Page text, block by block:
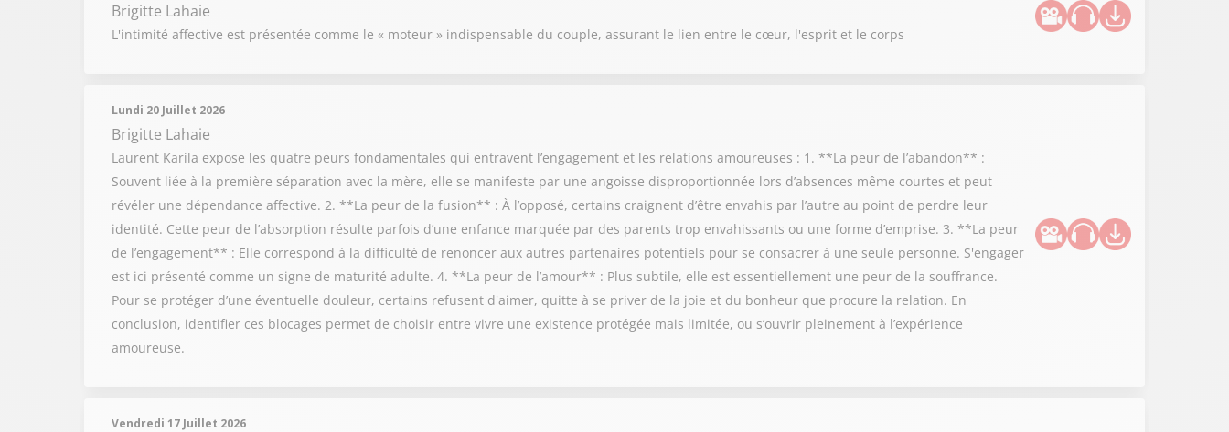
Brigitte Lahaie
L'intimité affective est présentée comme le « moteur » indispensable du couple, assurant le lien entre le cœur, l'esprit et le corps
Lundi 20 Juillet 2026
Brigitte Lahaie
Laurent Karila expose les quatre peurs fondamentales qui entravent l’engagement et les relations amoureuses : 1. **La peur de l’abandon** :
Souvent liée à la première séparation avec la mère, elle se manifeste par une angoisse disproportionnée lors d’absences même courtes et peut
révéler une dépendance affective. 2. **La peur de la fusion** : À l’opposé, certains craignent d’être envahis par l’autre au point de perdre leur
identité. Cette peur de l’absorption résulte parfois d’une enfance marquée par des parents trop envahissants ou une forme d’emprise. 3. **La peur
de l’engagement** : Elle correspond à la difficulté de renoncer aux autres partenaires potentiels pour se consacrer à une seule personne. S'engager
est ici présenté comme un signe de maturité adulte. 4. **La peur de l’amour** : Plus subtile, elle est essentiellement une peur de la souffrance.
Pour se protéger d’une éventuelle douleur, certains refusent d'aimer, quitte à se priver de la joie et du bonheur que procure la relation. En
conclusion, identifier ces blocages permet de choisir entre vivre une existence protégée mais limitée, ou s’ouvrir pleinement à l’expérience
amoureuse.
Vendredi 17 Juillet 2026